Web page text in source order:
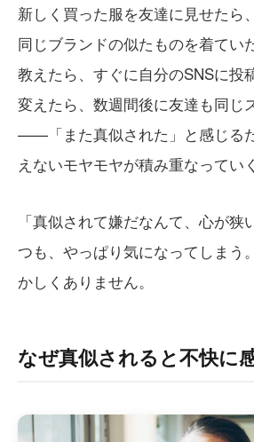
新しく買った服を友達に見せたら
同じブランドの似たものを着てい
教えたら、すぐに自分のSNSに投
変えたら、数週間後に友達も同じ
——「また真似された」と感じる
えないモヤモヤが積み重なっていく
「真似されて嫌だなんて、心が狭
つも、やっぱり気になってしまう
かしくありません。
なぜ真似されると不快に